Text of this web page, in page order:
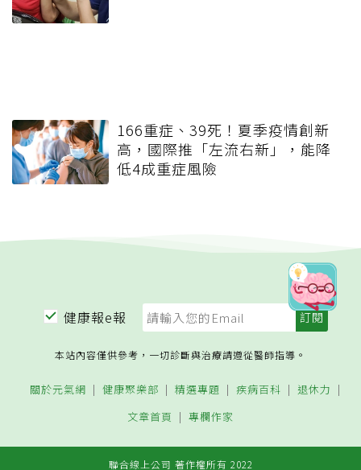
166重症、39死！夏季疫情創新
高，國際推「左流右新」，能降
低4成重症風險
健康報e報
本站內容僅供參考，一切診斷與治療請遵從醫師指導。
關於元氣網 健康聚樂部 精選專題 疾病百科
退休力
文章首頁
專欄作家
聯合線上公司 著作權所有 2022